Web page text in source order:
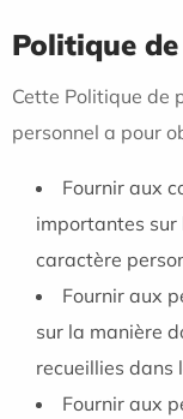
Politique
Cette Politique de
personnel a pour
Fournir aux
importantes sur
caractère
Fournir aux
sur la manière
recueillies dans
Fournir aux